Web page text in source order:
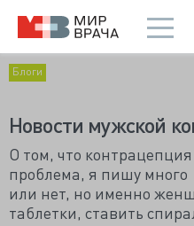
Блоги
Новости мужской
О том, что
проблема, я пишу много
или нет, но именно
таблетки, ставить